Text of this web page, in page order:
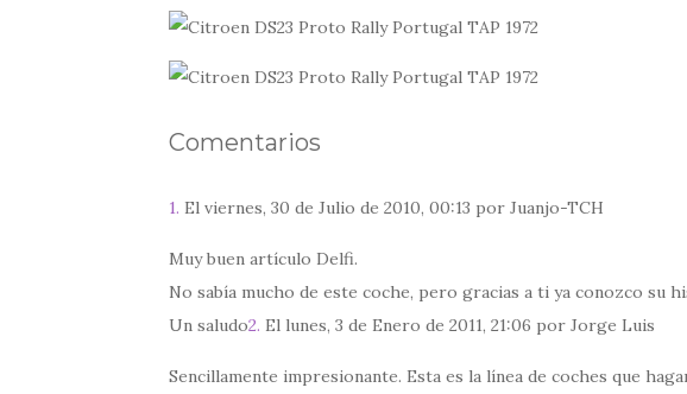
Comentarios
1. El viernes, 30 de Julio de 2010, 00:13 por Juanjo-TCH
Muy buen artículo Delfi.
No sabía mucho de este coche, pero gracias a ti ya conozco su
Un saludo2. El lunes, 3 de Enero de 2011, 21:06 por Jorge Luis
Sencillamente impresionante. Esta es la línea de coches que